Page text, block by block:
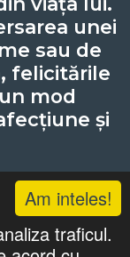
Am inteles!
traficul.
unei
sau de
felicitările
mod
și